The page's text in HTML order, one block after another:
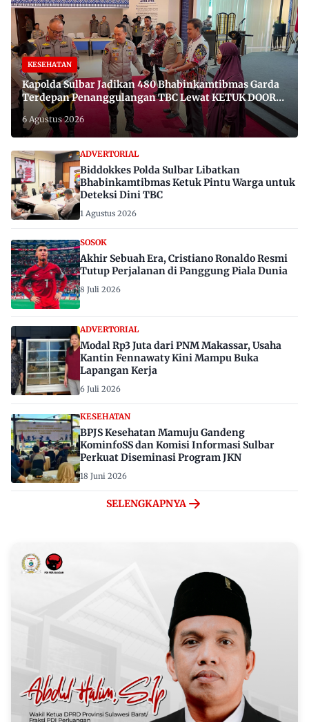
KESEHATAN
Kapolda Sulbar Jadikan 480 Bhabinkamtibmas Garda
Terdepan Penanggulangan TBC Lewat KETUK DOORS
di 650 Desa
6 Agustus 2026
ADVERTORIAL
Biddokkes Polda Sulbar Libatkan
Bhabinkamtibmas Ketuk Pintu Warga untuk
Deteksi Dini TBC
1 Agustus 2026
SOSOK
Akhir Sebuah Era, Cristiano Ronaldo Resmi
Tutup Perjalanan di Panggung Piala Dunia
8 Juli 2026
ADVERTORIAL
Modal Rp3 Juta dari PNM Makassar, Usaha
Kantin Fennawaty Kini Mampu Buka
Lapangan Kerja
6 Juli 2026
KESEHATAN
BPJS Kesehatan Mamuju Gandeng
KominfoSS dan Komisi Informasi Sulbar
Perkuat Diseminasi Program JKN
18 Juni 2026
SELENGKAPNYA